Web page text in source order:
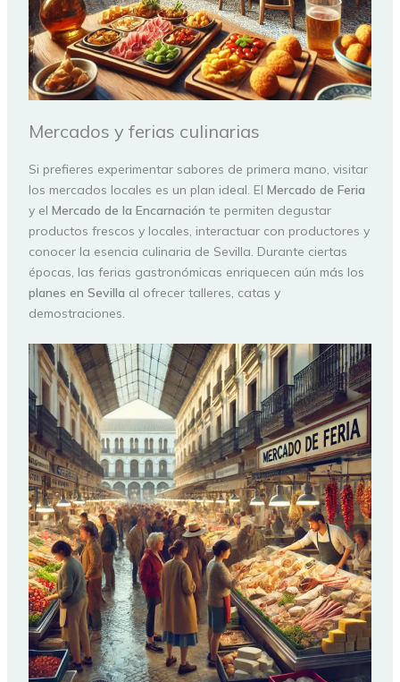
Mercados y ferias culinarias
Si prefieres experimentar sabores de primera mano, visitar
los mercados locales es un plan ideal. El Mercado de Feria
y el Mercado de la Encarnación te permiten degustar
productos frescos y locales, interactuar con productores y
conocer la esencia culinaria de Sevilla. Durante ciertas
épocas, las ferias gastronómicas enriquecen aún más los
planes en Sevilla al ofrecer talleres, catas y
demostraciones.